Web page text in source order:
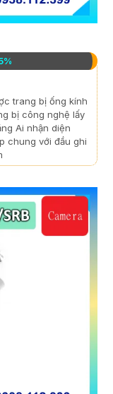
trang bị ống kính
bị công nghệ lấy
Ai nhận diện
chung với đầu ghi